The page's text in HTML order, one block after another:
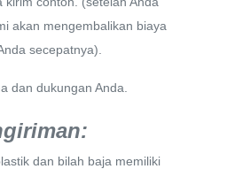
akan mengembalikan biaya
secepatnya).
dan dukungan Anda.
dan bilah baja memiliki